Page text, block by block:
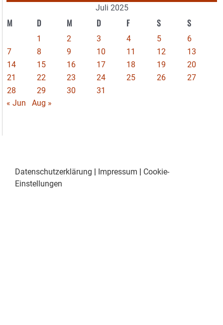
Juli 2025
M D M D F S S
1 2 3 4 5
6
7
8 9 10 11 12
13
14
15 16 17 18 19
20
21
22 23 24 25 26
27
28
29 30
31
« Jun
Aug »
Datenschutzerklärung | Impressum | Cookie-
Einstellungen